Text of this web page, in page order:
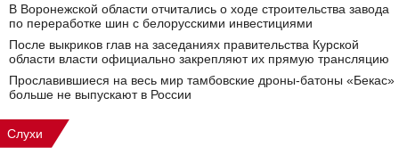
В Воронежской области отчитались о ходе строительства завода
по переработке шин с белорусскими инвестициями
После выкриков глав на заседаниях правительства Курской
области власти официально закрепляют их прямую трансляцию
Прославившиеся на весь мир тамбовские дроны-батоны «Бекас»
больше не выпускают в России
Слухи